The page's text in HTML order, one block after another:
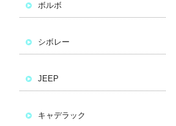
ボルボ
シボレー
JEEP
キャデラック